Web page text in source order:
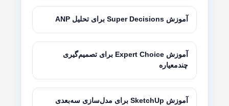
آموزش Super Decisions برای تحلیل ANP
آموزش Expert Choice برای تصمیم‌گیری
چندمعیاره
آموزش SketchUp برای مدل‌سازی سه‌بعدی